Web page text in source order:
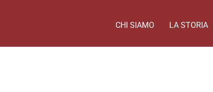
CHI SIAMO LA STORIA